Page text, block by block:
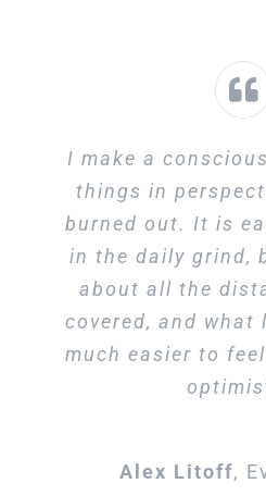
I make a
things in
burned out. It is
in the daily grind,
about all the
covered, and what
much easier to
Alex Litoff,